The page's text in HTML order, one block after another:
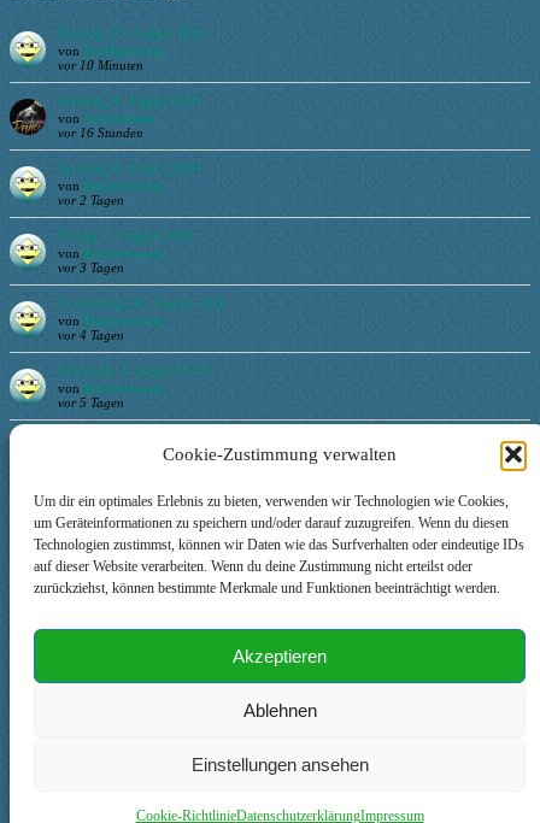
Cookie-Zustimmung verwalten
Um dir ein optimales Erlebnis zu bieten, verwenden wir Technologien wie Cookies,
um Geräteinformationen zu speichern und/oder darauf zuzugreifen. Wenn du diesen
Technologien zustimmst, können wir Daten wie das Surfverhalten oder eindeutige IDs
auf dieser Website verarbeiten. Wenn du deine Zustimmung nicht erteilst oder
zurückziehst, können bestimmte Merkmale und Funktionen beeinträchtigt werden.
Akzeptieren
Ablehnen
Einstellungen ansehen
Cookie-RichtlinieDatenschutzerklärungImpressum
Montag, 10. August 2026
von Buecherwurm
vor 10 Minuten
Sonntag, 9. August 2026
von LadySamira
vor 16 Stunden
Samstag, 8. August 2026
von Buecherwurm
vor 2 Tagen
Freitag, 7. August 2026
von Buecherwurm
vor 3 Tagen
Donnerstag, 06. August 2026
von Buecherwurm
vor 4 Tagen
Mittwoch, 5. August 2026
von Buecherwurm
vor 5 Tagen
Login
Benutzername oder E-Mail-Adresse
Passwort